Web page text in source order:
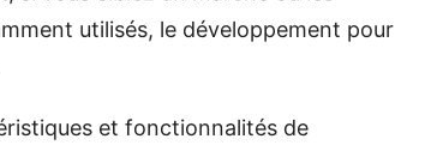
utilisés, le développement pour
et fonctionnalités de